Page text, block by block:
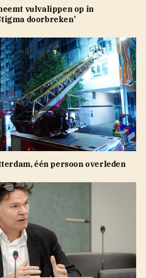
vulvalippen op in
doorbreken’
één persoon overleden